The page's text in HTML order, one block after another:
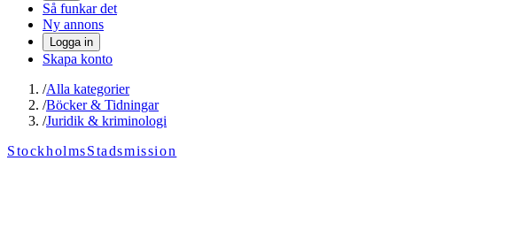
Så funkar det
Ny annons
Logga in
Skapa konto
/Alla kategorier
/Böcker & Tidningar
/Juridik & kriminologi
StockholmsStadsmission